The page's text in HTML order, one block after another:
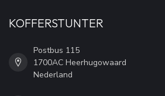
KOFFERSTUNTER
Postbus 115
1700AC Heerhugowaard
Nederland